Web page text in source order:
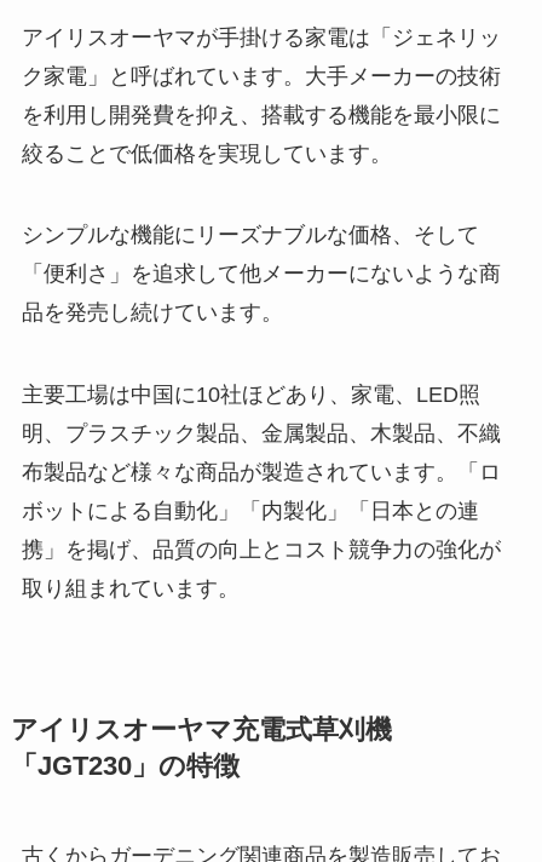
アイリスオーヤマが手掛ける家電は「ジェネリッ
ク家電」と呼ばれています。大手メーカーの技術
を利用し開発費を抑え、搭載する機能を最小限に
絞ることで低価格を実現しています。
シンプルな機能にリーズナブルな価格、そして
「便利さ」を追求して他メーカーにないような商
品を発売し続けています。
主要工場は中国に10社ほどあり、家電、LED照
明、プラスチック製品、金属製品、木製品、不織
布製品など様々な商品が製造されています。「ロ
ボットによる自動化」「内製化」「日本との連
携」を掲げ、品質の向上とコスト競争力の強化が
取り組まれています。
アイリスオーヤマ充電式草刈機
「JGT230」の特徴
古くからガーデニング関連商品を製造販売してお